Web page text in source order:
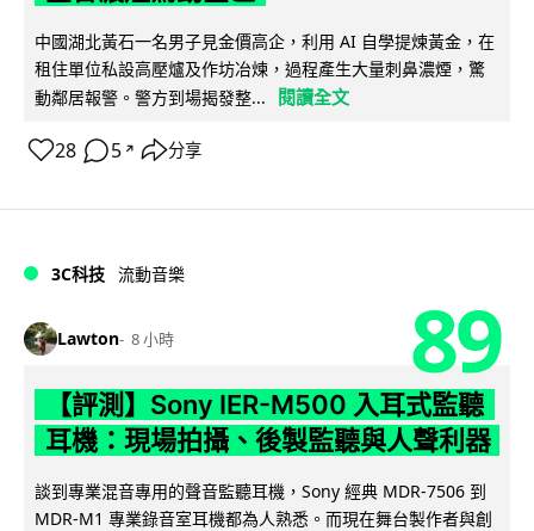
中國湖北黃石一名男子見金價高企，利用 AI 自學提煉黃金，在
租住單位私設高壓爐及作坊冶煉，過程產生大量刺鼻濃煙，驚
動鄰居報警。警方到場揭發整...
閱讀全文
28 5 ↗ 分享
3C科技 流動音樂
Lawton 8 小時 89
【評測】Sony IER-M500 入耳式監聽
耳機：現場拍攝、後製監聽與人聲利器
談到專業混音專用的聲音監聽耳機，Sony 經典 MDR-7506 到
MDR-M1 專業錄音室耳機都為人熟悉。而現在舞台製作者與創